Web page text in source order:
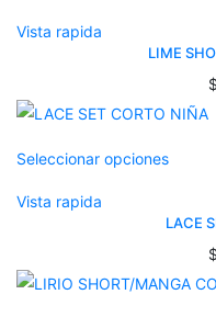
Vista rapida
LIME
$
Seleccionar opciones
Vista rapida
LACE
$